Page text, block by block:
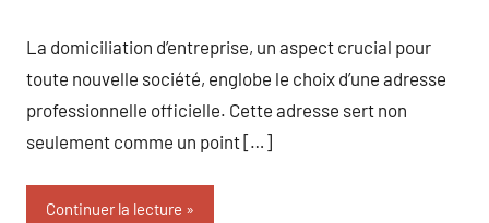
La domiciliation d’entreprise, un aspect crucial pour
toute nouvelle société, englobe le choix d’une adresse
professionnelle officielle. Cette adresse sert non
seulement comme un point […]
Continuer la lecture